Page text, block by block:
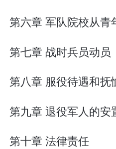
第六章 军队院校从青
第七章 战时兵员动员
第八章 服役待遇和抚
第九章 退役军人的安
第十章 法律责任